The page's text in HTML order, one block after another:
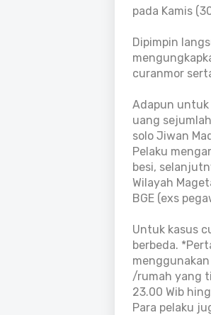
pada Kamis
Dipimpin
curanmor
Adapun untuk
uang
solo Jiwan
Pelaku
besi,
Wilayah
BGE (exs
Untuk kasus
berbeda.
/rumah yang
23.00 Wib
Para pelaku